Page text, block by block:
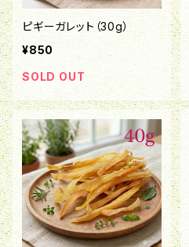
ピギーガレット（30g）
¥850
SOLD OUT